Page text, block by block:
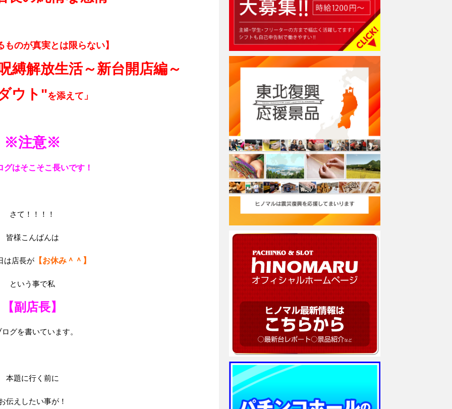
ものが真実とは限らない】
縛解放生活～新台開店編～
ウト"を添えて」
※注意※
グはそこそこ長いです！
さて！！！！
皆様こんばんは
は店長が 【お休み＾＾】
という事で私
【副店長】
ログを書いています。
本題に行く前に
伝えしたい事が！